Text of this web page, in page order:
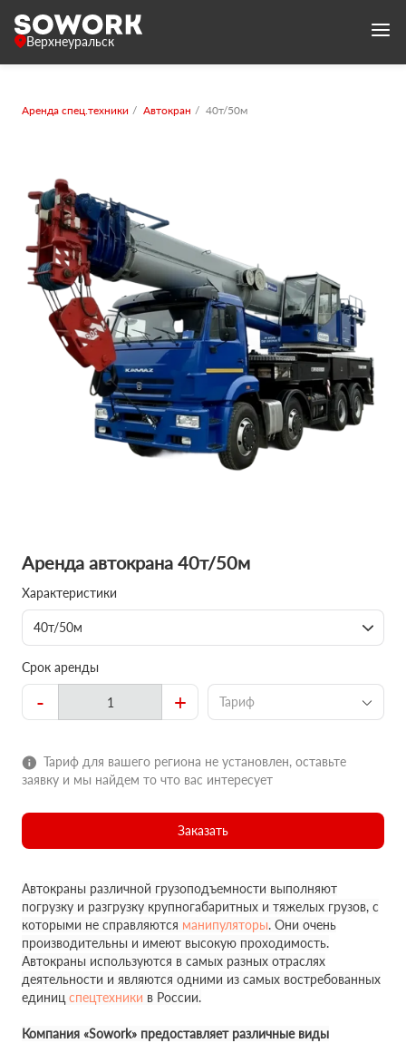
Верхнеуральск
Аренда спец.техники Автокран 40т/50м
Аренда автокрана 40т/50м
Характеристики
40т/50м
Срок аренды
- + Тариф
Тариф для вашего региона не установлен, оставьте
заявку и мы найдем то что вас интересует
Заказать
Автокраны различной грузоподъемности выполняют
погрузку и разгрузку крупногабаритных и тяжелых грузов, с
которыми не справляются манипуляторы. Они очень
производительны и имеют высокую проходимость.
Автокраны используются в самых разных отраслях
деятельности и являются одними из самых востребованных
единиц спецтехники в России.
Компания «Sowork» предоставляет различные виды